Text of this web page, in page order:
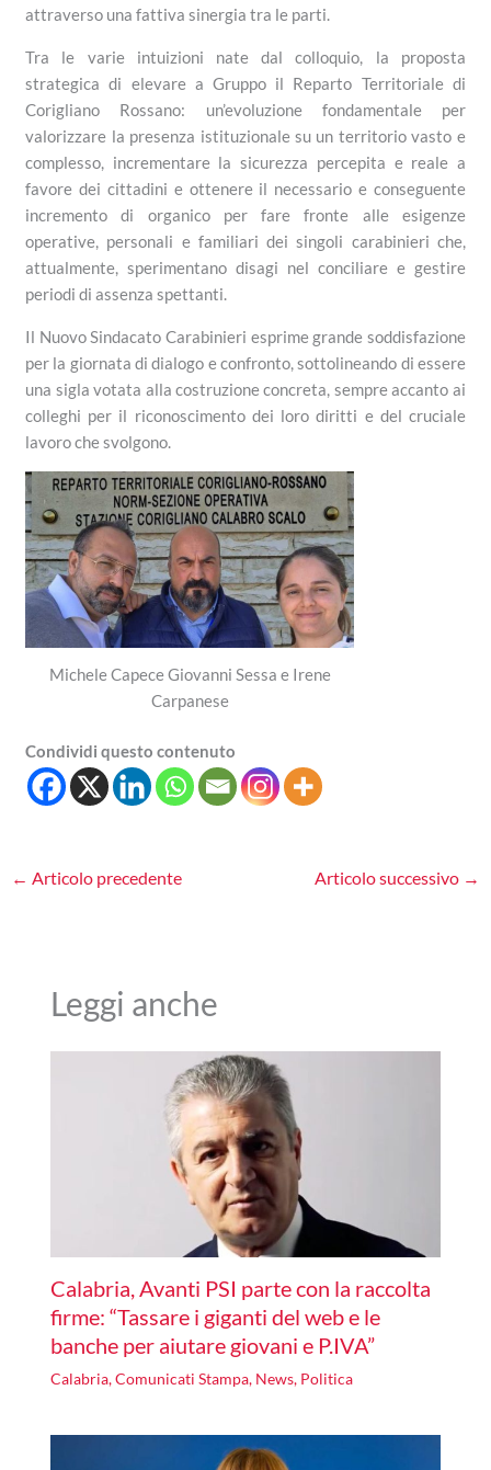
attraverso una fattiva sinergia tra le parti.
Tra le varie intuizioni nate dal colloquio, la proposta
strategica di elevare a Gruppo il Reparto Territoriale di
Corigliano Rossano: un’evoluzione fondamentale per
valorizzare la presenza istituzionale su un territorio vasto e
complesso, incrementare la sicurezza percepita e reale a
favore dei cittadini e ottenere il necessario e conseguente
incremento di organico per fare fronte alle esigenze
operative, personali e familiari dei singoli carabinieri che,
attualmente, sperimentano disagi nel conciliare e gestire
periodi di assenza spettanti.
Il Nuovo Sindacato Carabinieri esprime grande soddisfazione
per la giornata di dialogo e confronto, sottolineando di essere
una sigla votata alla costruzione concreta, sempre accanto ai
colleghi per il riconoscimento dei loro diritti e del cruciale
lavoro che svolgono.
Michele Capece Giovanni Sessa e Irene
Carpanese
Condividi questo contenuto
← Articolo precedente Articolo successivo →
Leggi anche
Calabria, Avanti PSI parte con la raccolta
firme: “Tassare i giganti del web e le
banche per aiutare giovani e P.IVA”
Calabria,Comunicati Stampa, News, Politica